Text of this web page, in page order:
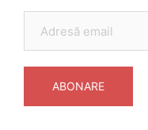
email
ABONARE